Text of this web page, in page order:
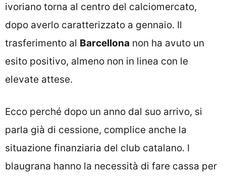
ivoriano torna al centro del calciomercato,
dopo averlo caratterizzato a gennaio. Il
trasferimento al Barcellona non ha avuto un
esito positivo, almeno non in linea con le
elevate attese.
Ecco perché dopo un anno dal suo arrivo, si
parla già di cessione, complice anche la
situazione finanziaria del club catalano. I
blaugrana hanno la necessità di fare cassa per